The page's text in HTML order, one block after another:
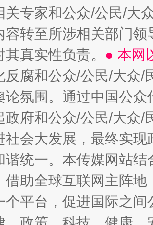
关专家和公众/公民/大
容转至所涉相关部门
真实性负责。 ● 本网
反腐和公众/公民/大众
论氛围。通过中国公
政府和公众/公民/大众
社会大发展，最终实
谐统一。本传媒网站
借助全球互联网主阵
个平台，促进国际之